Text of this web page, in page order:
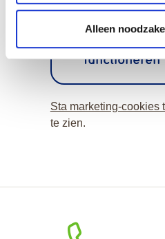
Alleen
Een prettige
omgeving
Snel weer
functioneren
Sta marketing-cookies
te zien.